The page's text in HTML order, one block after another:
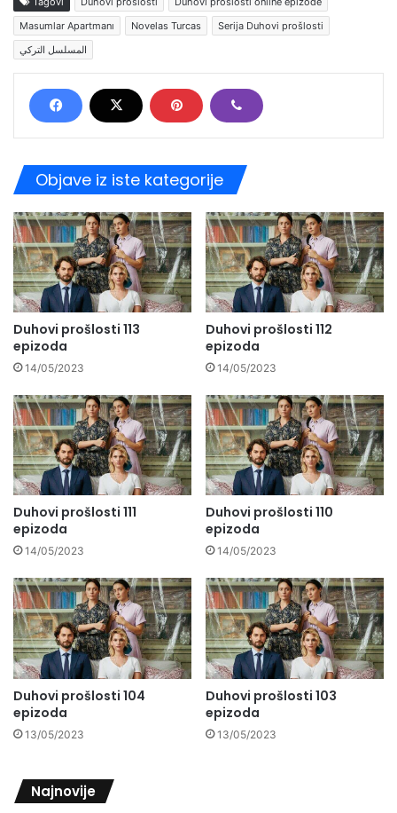
Masumlar Apartmanı
Novelas Turcas
Serija Duhovi prošlosti
المسلسل التركي
Objave iz iste kategorije
Duhovi prošlosti 113
epizoda
14/05/2023
Duhovi prošlosti 112
epizoda
14/05/2023
Duhovi prošlosti 111
epizoda
14/05/2023
Duhovi prošlosti 110
epizoda
14/05/2023
Duhovi prošlosti 104
epizoda
13/05/2023
Duhovi prošlosti 103
epizoda
13/05/2023
Najnovije